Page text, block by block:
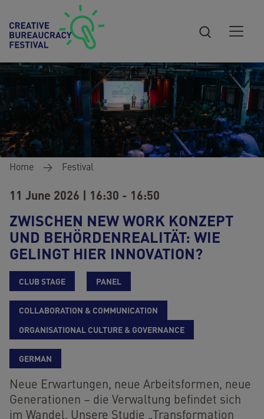
Skip to main content
Breadcrumb
Home Festival
11 June 2026 | 16:30 - 16:50
ZWISCHEN NEW WORK KONZEPT
UND BEHÖRDENREALITÄT: WIE
GELINGT HIER INNOVATION?
CLUB STAGE PANEL
COLLABORATION & COMMUNICATION
ORGANISATIONAL CULTURE & GOVERNANCE
GERMAN
Neue Erwartungen, neue Arbeitsformen, neue
Generationen – die Verwaltung befindet sich
im Wandel. Unsere Studie „Transformation